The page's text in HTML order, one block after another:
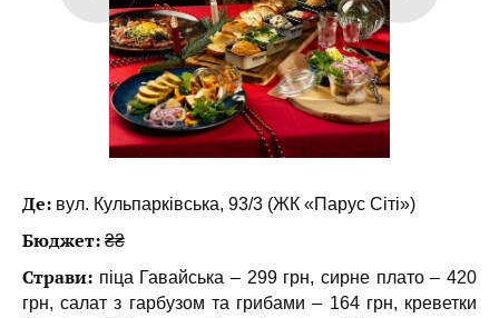
Де: вул. Кульпарківська, 93/3 (ЖК «Парус Сіті»)
Бюджет: ₴₴
Страви: піца Гавайська – 299 грн, сирне плато – 420
грн, салат з гарбузом та грибами – 164 грн, креветки